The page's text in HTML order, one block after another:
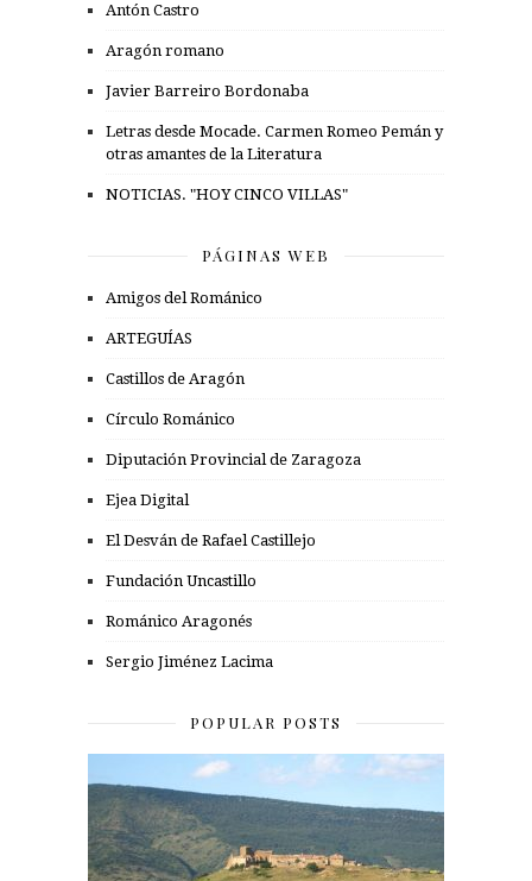
Antón Castro
Aragón romano
Javier Barreiro Bordonaba
Letras desde Mocade. Carmen Romeo Pemán y
otras amantes de la Literatura
NOTICIAS. "HOY CINCO VILLAS"
PÁGINAS WEB
Amigos del Románico
ARTEGUÍAS
Castillos de Aragón
Círculo Románico
Diputación Provincial de Zaragoza
Ejea Digital
El Desván de Rafael Castillejo
Fundación Uncastillo
Románico Aragonés
Sergio Jiménez Lacima
POPULAR POSTS